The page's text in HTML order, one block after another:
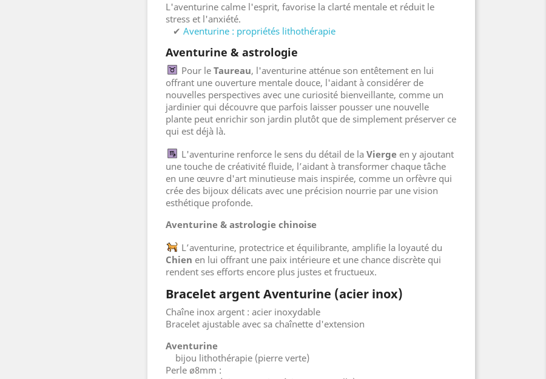
L'aventurine calme l'esprit, favorise la clarté mentale et réduit le
stress et l'anxiété.
✔ Aventurine : propriétés lithothérapie
Aventurine & astrologie
Pour le Taureau, l'aventurine atténue son entêtement en lui
offrant une ouverture mentale douce, l'aidant à considérer de
nouvelles perspectives avec une curiosité bienveillante, comme un
jardinier qui découvre que parfois laisser pousser une nouvelle
plante peut enrichir son jardin plutôt que de simplement préserver ce
qui est déjà là.
L'aventurine renforce le sens du détail de la Vierge en y ajoutant
une touche de créativité fluide, l’aidant à transformer chaque tâche
en une œuvre d'art minutieuse mais inspirée, comme un orfèvre qui
crée des bijoux délicats avec une précision nourrie par une vision
esthétique profonde.
Aventurine & astrologie chinoise
L’aventurine, protectrice et équilibrante, amplifie la loyauté du
Chien en lui offrant une paix intérieure et une chance discrète qui
rendent ses efforts encore plus justes et fructueux.
Bracelet argent Aventurine (acier inox)
Chaîne inox argent : acier inoxydable
Bracelet ajustable avec sa chaînette d'extension
Aventurine
bijou lithothérapie (pierre verte)
Perle ø8mm :